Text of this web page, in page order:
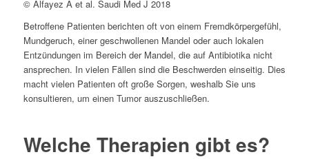
© Alfayez A et al. Saudi Med J 2018
Betroffene Patienten berichten oft von einem Fremdkörpergefühl,
Mundgeruch, einer geschwollenen Mandel oder auch lokalen
Entzündungen im Bereich der Mandel, die auf Antibiotika nicht
ansprechen. In vielen Fällen sind die Beschwerden einseitig. Dies
macht vielen Patienten oft große Sorgen, weshalb Sie uns
konsultieren, um einen Tumor auszuschließen.
Welche Therapien gibt es?